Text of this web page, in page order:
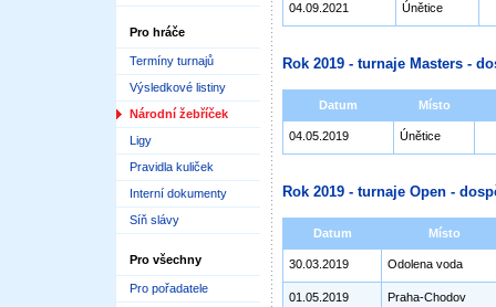
Pro hráče
Termíny turnajů
Výsledkové listiny
Národní žebříček
Ligy
Pravidla kuliček
Interní dokumenty
Síň slávy
Pro všechny
Pro pořadatele
04.09.2021 Únětice
Rok 2019 - turnaje Masters -
Datum Místo
04.05.2019 Únětice
Rok 2019 - turnaje Open -
Datum Místo
30.03.2019 Odolena voda
01.05.2019 Praha-Chodov